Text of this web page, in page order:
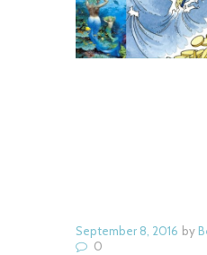
September 8, 2016 by
0